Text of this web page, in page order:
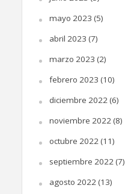
mayo 2023 (5)
abril 2023 (7)
marzo 2023 (2)
febrero 2023 (10)
diciembre 2022(6)
noviembre 2022(8)
octubre 2022(11)
septiembre 2022(7)
agosto 2022(13)